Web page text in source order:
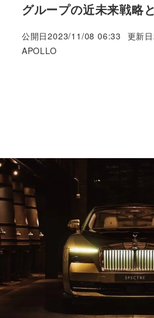
グループの近未来戦略
公開日2023/11/08 06:33 更新日
著
APOLLO